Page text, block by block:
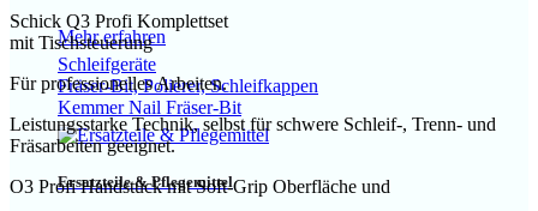
Mehr erfahren
Schleifgeräte
Fräser-Bit, Polierer, Schleifkappen
Kemmer Nail Fräser-Bit
Ersatzteile & Pflegemittel
Schick Q3 Profi Komplettset
mit Tischsteuerung
Für professionelles Arbeiten.
Leistungsstarke Technik, selbst für schwere Schleif-, Trenn- und
Fräsarbeiten geeignet.
O3 Profi Handstück mit Soft-Grip Oberfläche und